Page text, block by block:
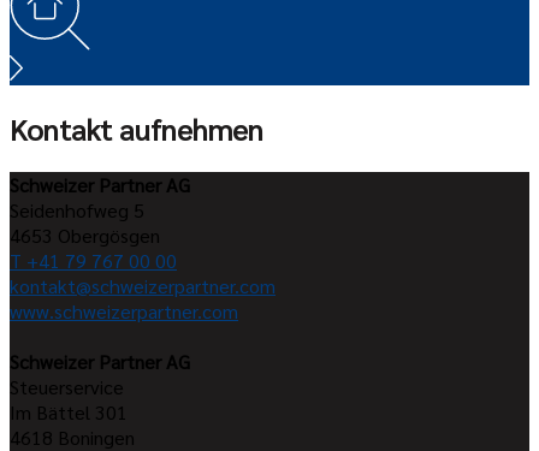
Kontakt aufnehmen
Schweizer Partner AG
Seidenhofweg 5
4653 Obergösgen
T +41 79 767 00 00
kontakt@schweizerpartner.com
www.schweizerpartner.com
Schweizer Partner AG
Steuerservice
Im Bättel 301
4618 Boningen